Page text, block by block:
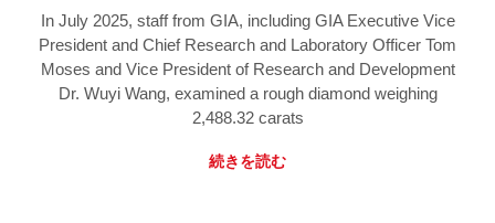
In July 2025, staff from GIA, including GIA Executive Vice
President and Chief Research and Laboratory Officer Tom
Moses and Vice President of Research and Development
Dr. Wuyi Wang, examined a rough diamond weighing
2,488.32 carats
続きを読む